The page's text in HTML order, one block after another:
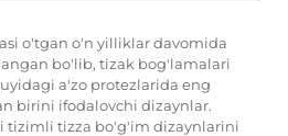
o'tgan o'n yilliklar davomida
bo'lib, tizak bog'lamalari
a'zo protezlarida eng
birini ifodalovchi dizaynlar.
tizimli tizza bo'g'im dizaynlarini